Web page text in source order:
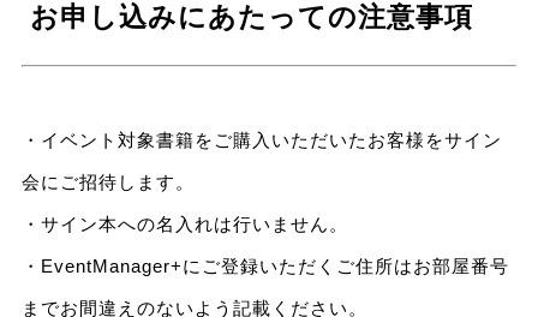
お申し込みにあたっての注意事項
・イベント対象書籍をご購入いただいたお客様をサイン
会にご招待します。
・サイン本への名入れは行いません。
・EventManager+にご登録いただくご住所はお部屋番号
までお間違えのないよう記載ください。